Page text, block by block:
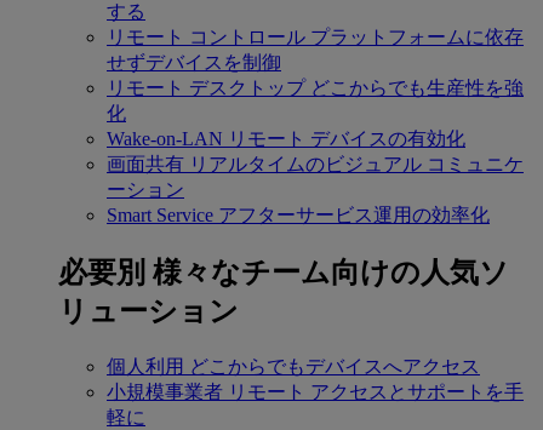
する
リモート コントロール プラットフォームに依存
せずデバイスを制御
リモート デスクトップ どこからでも生産性を強
化
Wake-on-LAN リモート デバイスの有効化
画面共有 リアルタイムのビジュアル コミュニケ
ーション
Smart Service アフターサービス運用の効率化
必要別 様々なチーム向けの人気ソ
リューション
個人利用 どこからでもデバイスへアクセス
小規模事業者 リモート アクセスとサポートを手
軽に